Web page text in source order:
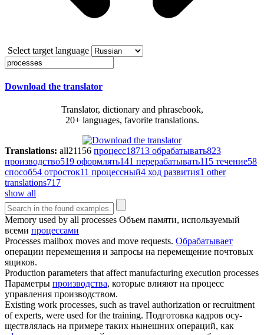
Select target language
Download the translator
Translator, dictionary and phrasebook,
20+ languages, favorite translations.
Translations: all21156 процесс18713 обрабатывать823
производство519 оформлять141 перерабатывать115 течение58
способ54 отросток11 процессный4 ход развития1 other
translations717
show all
Memory used by all processes Объем памяти, используемый
всеми процессами
Processes mailbox moves and move requests. Обрабатывает
операции перемещения и запросы на перемещение почтовых
ящиков.
Production parameters that affect manufacturing execution processes
Параметры производства, которые влияют на процесс
управления производством.
Existing work processes, such as travel authorization or recruitment
of experts, were used for the training. Подготовка кадров осу-
ществлялась на примере таких нынешних операций, как